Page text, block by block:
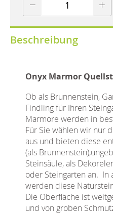
Beschreibung
Onyx Marmor
Ob als Brunnenstein,
Findling für Ihren
Marmore werden in
Für Sie wählen wir nur
aus und bieten diese
(als
Steinsäule, als
oder Steingarten an.
werden diese
Die Oberfläche ist
und von groben